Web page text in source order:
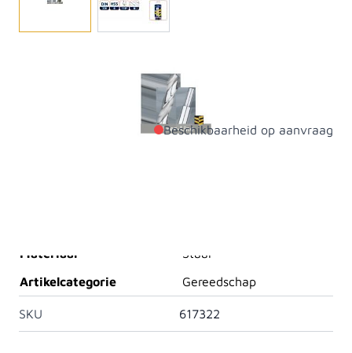
kunststof en diverse soorten plaatmateriaal.
Beschikbaarheid op aanvraag
Materiaal
Staal
Artikelcategorie
Gereedschap
SKU 617322